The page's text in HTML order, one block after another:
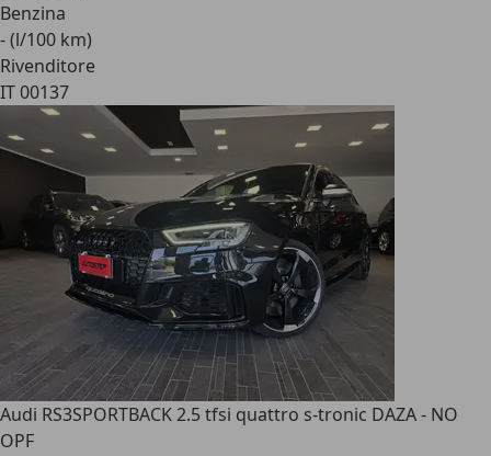
Benzina
- (l/100 km)
Rivenditore
IT 00137
Audi RS3SPORTBACK 2.5 tfsi quattro s-tronic DAZA - NO
OPF